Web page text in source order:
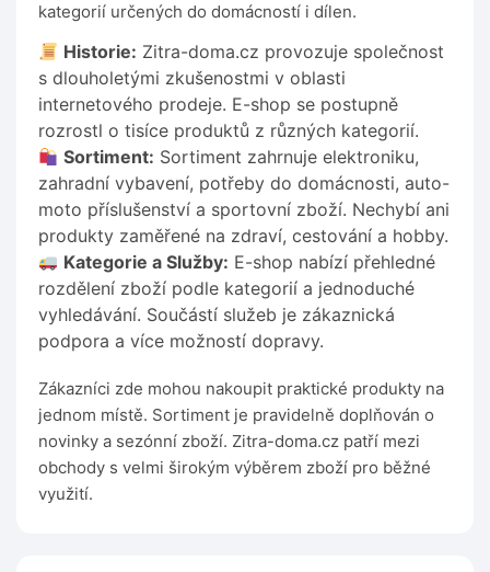
kategorií určených do domácností i dílen.
Historie: Zitra-doma.cz provozuje společnost
s dlouholetými zkušenostmi v oblasti
internetového prodeje. E-shop se postupně
rozrostl o tisíce produktů z různých kategorií.
Sortiment: Sortiment zahrnuje elektroniku,
zahradní vybavení, potřeby do domácnosti, auto-
moto příslušenství a sportovní zboží. Nechybí ani
produkty zaměřené na zdraví, cestování a hobby.
Kategorie a Služby: E-shop nabízí přehledné
rozdělení zboží podle kategorií a jednoduché
vyhledávání. Součástí služeb je zákaznická
podpora a více možností dopravy.
Zákazníci zde mohou nakoupit praktické produkty na
jednom místě. Sortiment je pravidelně doplňován o
novinky a sezónní zboží. Zitra-doma.cz patří mezi
obchody s velmi širokým výběrem zboží pro běžné
využití.